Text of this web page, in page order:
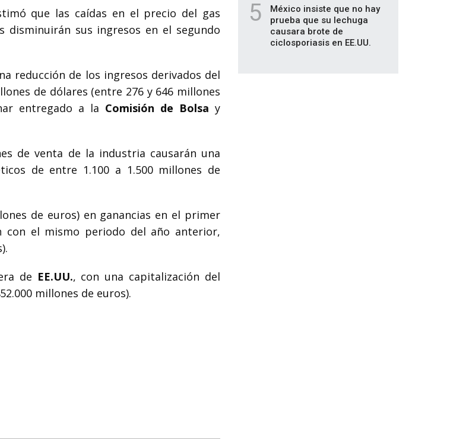
que las caídas en el precio del gas
sus ingresos en el segundo
reducción de los ingresos derivados del
de dólares (entre 276 y 646 millones
entregado a la Comisión de Bolsa y
de venta de la industria causarán una
de entre 1.100 a 1.500 millones de
de euros) en ganancias en el primer
con el mismo periodo del año anterior,
de EE.UU., con una capitalización del
millones de euros).
5
México insiste que no hay
prueba que su lechuga
causara brote de
ciclosporiasis en EE.UU.